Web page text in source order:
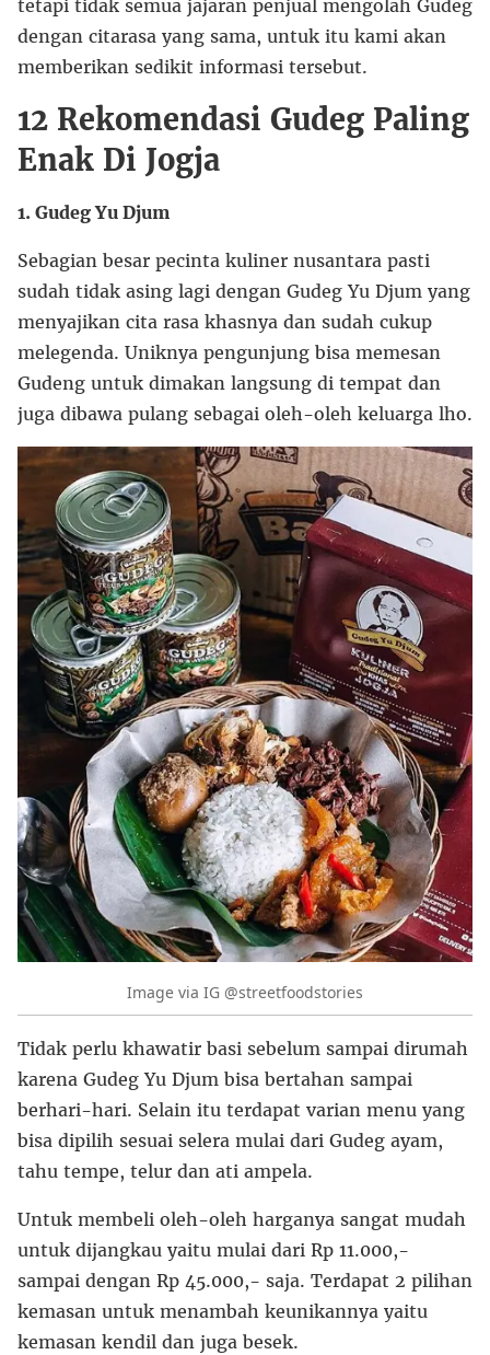
tetapi tidak semua jajaran penjual mengolah Gudeg
dengan citarasa yang sama, untuk itu kami akan
memberikan sedikit informasi tersebut.
12 Rekomendasi Gudeg Paling
Enak Di Jogja
1. Gudeg Yu Djum
Sebagian besar pecinta kuliner nusantara pasti
sudah tidak asing lagi dengan Gudeg Yu Djum yang
menyajikan cita rasa khasnya dan sudah cukup
melegenda. Uniknya pengunjung bisa memesan
Gudeng untuk dimakan langsung di tempat dan
juga dibawa pulang sebagai oleh-oleh keluarga lho.
Image via IG @streetfoodstories
Tidak perlu khawatir basi sebelum sampai dirumah
karena Gudeg Yu Djum bisa bertahan sampai
berhari-hari. Selain itu terdapat varian menu yang
bisa dipilih sesuai selera mulai dari Gudeg ayam,
tahu tempe, telur dan ati ampela.
Untuk membeli oleh-oleh harganya sangat mudah
untuk dijangkau yaitu mulai dari Rp 11.000,-
sampai dengan Rp 45.000,- saja. Terdapat 2 pilihan
kemasan untuk menambah keunikannya yaitu
kemasan kendil dan juga besek.